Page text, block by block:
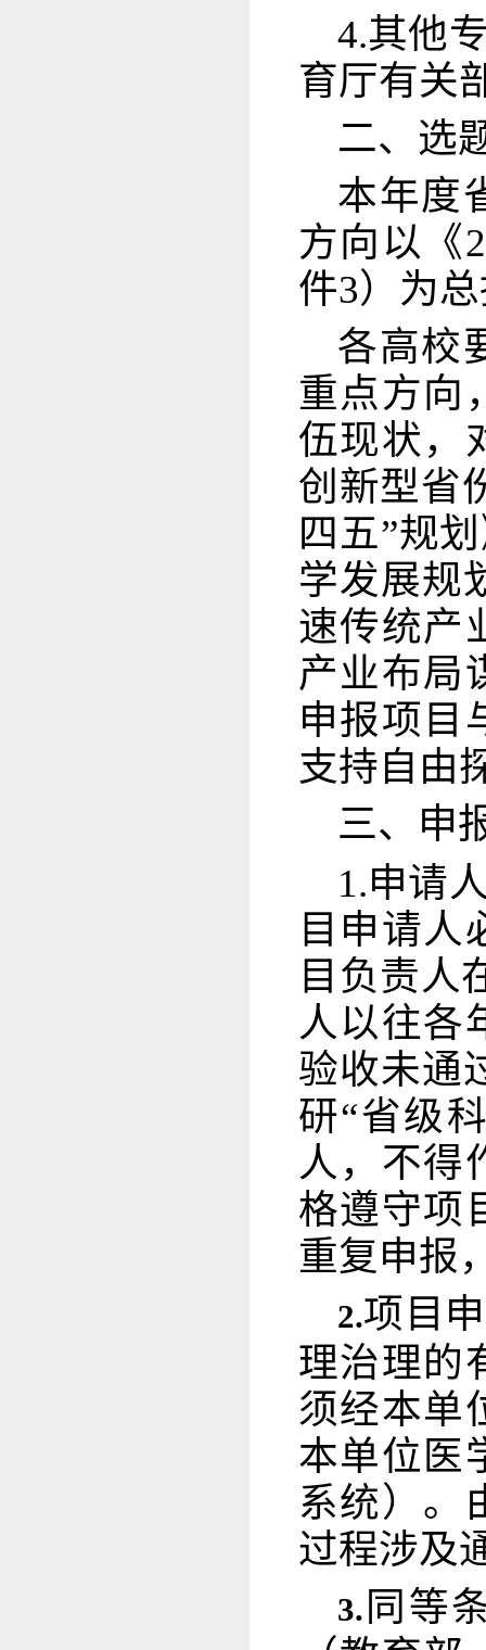
4.其他
育厅有关
二、选
本年度
方向以《
件3）为
各高校
重点方向
伍现状，
创新型省
四五”规
学发展规
速传统产
产业布局
申报项目
支持自由
三、申
1.申请
目申请人
目负责人
人以往各
验收未通
研“省级
人，不得
格遵守项
重复申报
2.项目
理治理的
须经本单
本单位医
系统）。
过程涉及
3. 同等